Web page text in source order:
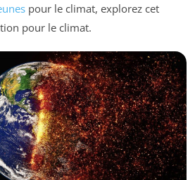
pour le climat, explorez cet
pour le climat.